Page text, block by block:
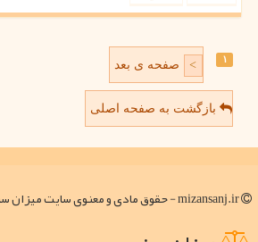
۱ > صفحه ی بعد
بازگشت به صفحه اصلی